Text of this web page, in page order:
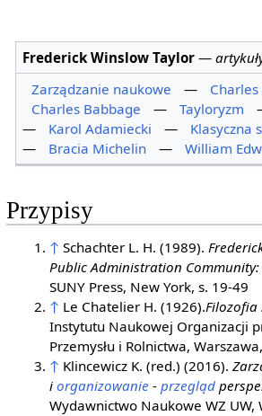
Frederick Winslow Taylor —
Zarządzanie naukowe
—
Charles Babbage
— Tayloryzm
—
Karol Adamiecki —
Klasyczna
—
Bracia Michelin — William
Przypisy
↑ Schachter L. H. (1989).
Public Administration Community:
SUNY Press, New York, s. 19-49
↑ Le Chatelier H. (1926).Filozofia
Instytutu Naukowej Organizacji
Przemysłu i Rolnictwa,
↑ Klincewicz K. (red.) (2016).
iorganizowanie -przegląd
Wydawnictwo Naukowe WZ UW,